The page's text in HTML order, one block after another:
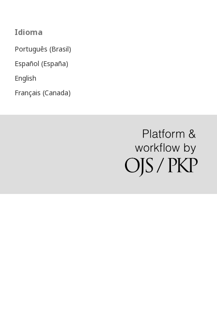
Idioma
Português (Brasil)
Español (España)
English
Français (Canada)